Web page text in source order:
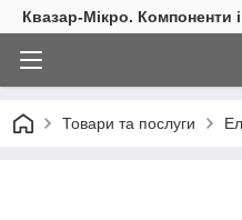
Квазар-Мікро. Компоненти
Товари та послуги